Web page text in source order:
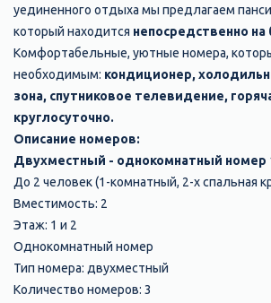
уединенного отдыха мы предлагаем
который находится непосредственно на
Комфортабельные, уютные номера,
необходимым: кондиционер,
зона, спутниковое телевидение,
круглосуточно.
Описание номеров:
Двухместный - однокомнатный номер
До 2 человек (1-комнатный, 2-х спальная
Вместимость: 2
Этаж: 1 и 2
Однокомнатный номер
Тип номера: двухместный
Количество номеров: 3